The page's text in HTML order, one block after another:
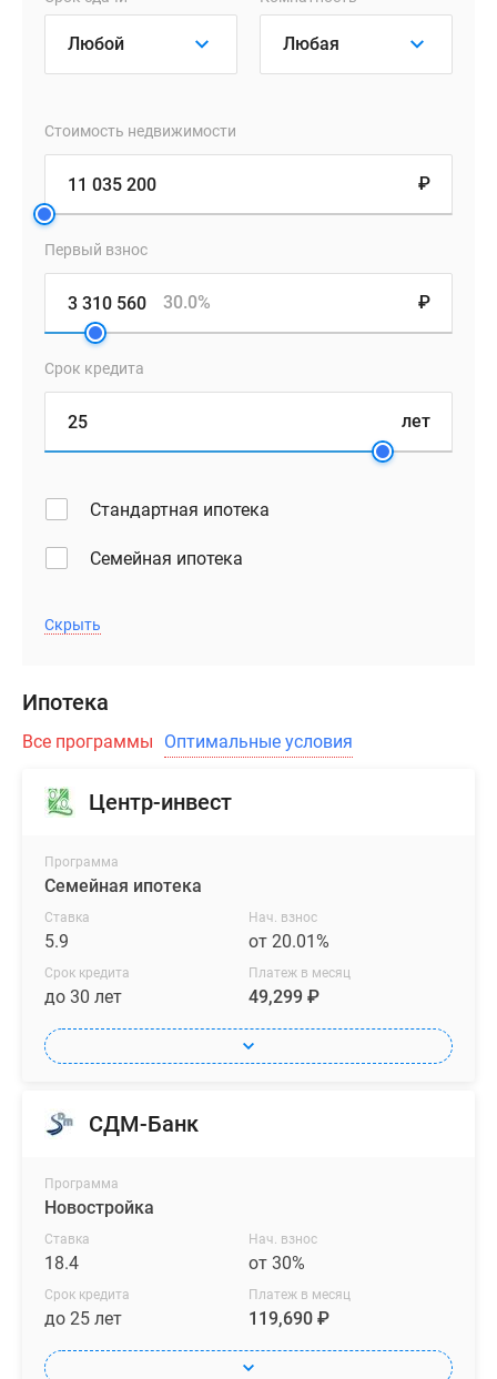
подъездов
работают
подъемники
обустроены
понижающие
площадки.
каждой
вместительные
ниши
хранения
комплекса
с
1-
спальнями
студиями
площади.
лотах
предусмотрены
широкие
окна,
высотой
2.76
лоджии
холодным
остеклением
прихожие
или
Стоимость недвижимости
₽
Первый взнос
₽
30.0%
Срок кредита
лет
Стандартная ипотека
Семейная ипотека
Скрыть
Ипотека
Все программы Оптимальные условия
Центр-инвест
Программа
Семейная ипотека
Ставка
5.9
Нач. взнос
от 20.01%
Срок кредита
до 30 лет
Платеж в месяц
49,299 ₽
СДМ-Банк
Программа
Новостройка
Ставка
18.4
Нач. взнос
от 30%
Срок кредита
до 25 лет
Платеж в месяц
119,690 ₽